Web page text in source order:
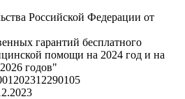
Российской Федерации от
гарантий бесплатного
помощи на 2024 год и на
годов"